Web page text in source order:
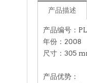
产品描述
产品编号：
年份：2008
尺寸：305
产品优势：